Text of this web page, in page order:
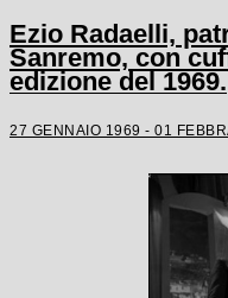
Ezio Radaelli,
Sanremo, con
edizione del 1969.
27 GENNAIO 1969 - 01